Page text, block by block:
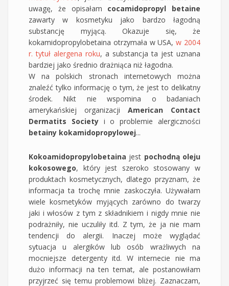
uwagę, że opisałam cocamidopropyl betaine
zawarty w kosmetyku jako bardzo łagodną
substancję myjącą. Okazuje się, że
kokamidopropylobetaina otrzymała w USA,w 2004
r. tytuł alergena roku, a substancja ta jest uznana
bardziej jako średnio drażniąca niż łagodna.
W na polskich stronach internetowych można
znaleźć tylko informację o tym, że jest to delikatny
środek. Nikt nie wspomina o badaniach
amerykańskiej organizacji American Contact
Dermatits Societyi o problemie alergiczności
betainy kokamidopropylowej...
Kokoamidopropylobetaina jest pochodną oleju
kokosowego, który jest szeroko stosowany w
produktach kosmetycznych, dlatego przyznam, że
informacja ta trochę mnie zaskoczyła. Używałam
wiele kosmetyków myjących zarówno do twarzy
jaki i włosów z tym z składnikiem i nigdy mnie nie
podrażniły, nie uczuliły itd. Z tym, że ja nie mam
tendencji do alergii. Inaczej może wyglądać
sytuacja u alergików lub osób wrażliwych na
mocniejsze detergenty itd. W internecie nie ma
dużo informacji na ten temat, ale postanowiłam
przyjrzeć się temu problemowi bliżej. Zaznaczam,